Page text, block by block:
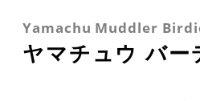
Yamachu Muddler
ヤマチュウ バー